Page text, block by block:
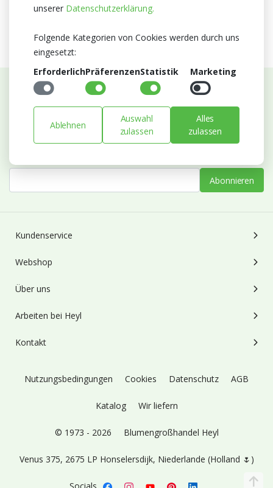
Bleiben Sie auf dem Laufenden mit Neuigkeiten und
Entwicklungen von Blumengroßhandel Heyl
Abonnieren
Kundenservice
Webshop
Über uns
Arbeiten bei Heyl
Kontakt
Nutzungsbedingungen Cookies Datenschutz AGB
Katalog Wir liefern
© 1973 - 2026 Blumengroßhandel Heyl
Venus 375, 2675 LP Honselersdijk, Niederlande (Holland 🌷)
unserer Datenschutzerklärung.
Folgende Kategorien von Cookies werden durch uns
eingesetzt:
ErforderlichPräferenzenStatistik Marketing
Ablehnen
Auswahl
zulassen
Alles
zulassen